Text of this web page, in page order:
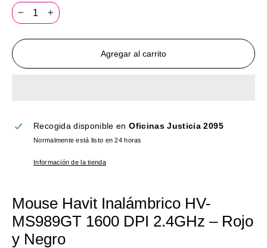
Agregar al carrito
Recogida disponible enOficinas Justicia 2095
Normalmente está listo en 24 horas
Información de la tienda
Mouse Havit Inalámbrico HV-
MS989GT 1600 DPI 2.4GHz – Rojo
y Negro